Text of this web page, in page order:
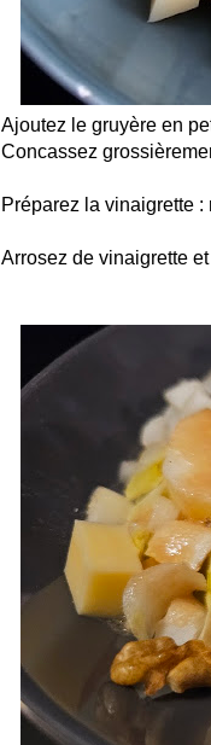
Ajoutez le gruyère en
Concassez
Préparez la vinaigrette
Arrosez de vinaigrette